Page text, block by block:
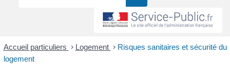
Accueil particuliers > Logement > Risques sanitaires et sécurité du
logement